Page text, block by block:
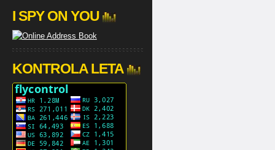
I SPY ON YOU
KONTROLA LETA